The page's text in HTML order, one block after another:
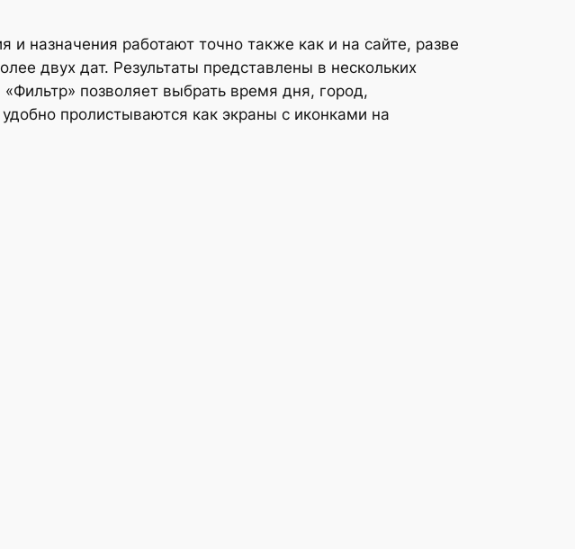
назначения работают точно также как и на сайте, разве
двух дат. Результаты представлены в нескольких
позволяет выбрать время дня, город,
пролистываются как экраны с иконками на